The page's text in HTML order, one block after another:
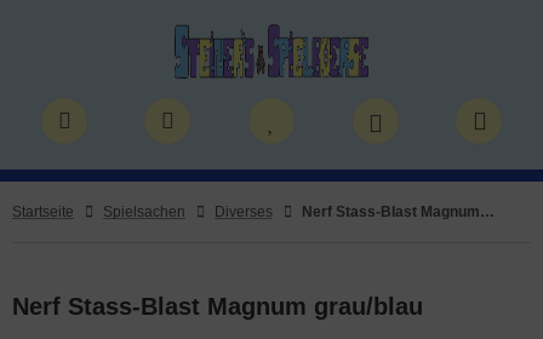
Startseite Spielsachen Diverses Nerf Stass-Blast Magnum grau/blau
Nerf Stass-Blast Magnum grau/blau